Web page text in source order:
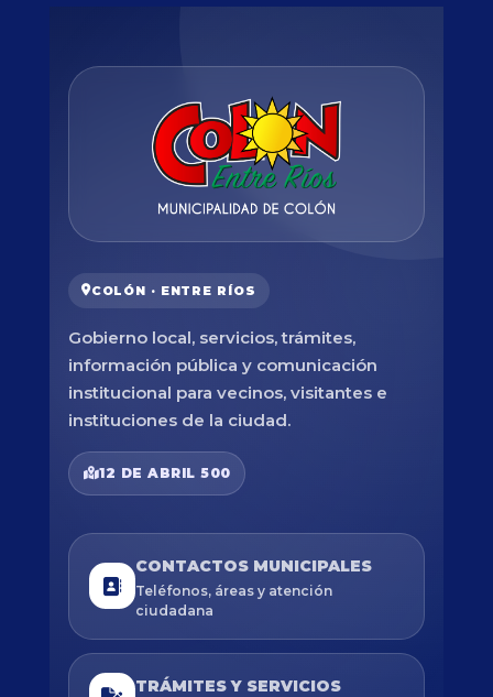
COLÓN · ENTRE RÍOS
Gobierno local, servicios, trámites,
información pública y comunicación
institucional para vecinos, visitantes e
instituciones de la ciudad.
12 DE ABRIL 500
CONTACTOS MUNICIPALES
Teléfonos, áreas y atención
ciudadana
TRÁMITES Y SERVICIOS